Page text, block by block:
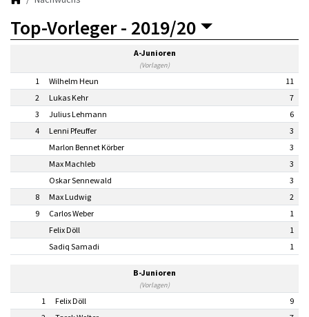
Top-Vorleger - 2019/20
A-Junioren
(Vorlagen)
1 Wilhelm Heun
11
2
Lukas Kehr
7
3
Julius Lehmann
6
4
Lenni Pfeuffer
3
Marlon Bennet Körber
3
Max Machleb
3
Oskar Sennewald
3
8
Max Ludwig
2
9
Carlos Weber
1
Felix Döll
1
Sadiq Samadi
1
B-Junioren
(Vorlagen)
1 Felix Döll
9